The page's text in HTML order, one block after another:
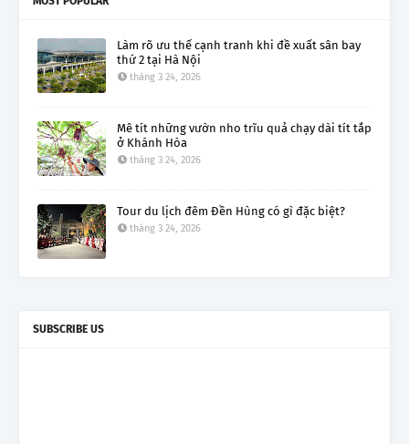
Làm rõ ưu thế cạnh tranh khi đề xuất sân bay
thứ 2 tại Hà Nội
tháng 3 24, 2026
Mê tít những vườn nho trĩu quả chạy dài tít tắp
ở Khánh Hòa
tháng 3 24, 2026
Tour du lịch đêm Đền Hùng có gì đặc biệt?
tháng 3 24, 2026
SUBSCRIBE US